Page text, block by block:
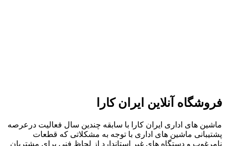
فروشگاه آنلاین ایران کارا
ماشین های اداری ایران کارا با سابقه چندین سال فعالیت درعرصه
پشتیبانی ماشین های اداری با توجه به مشکلاتی که قطعات
نامرغوب و دستگاه های غیر استاندارد از لحاظ فنی برای مشتریان